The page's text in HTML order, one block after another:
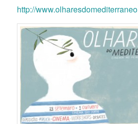
http://